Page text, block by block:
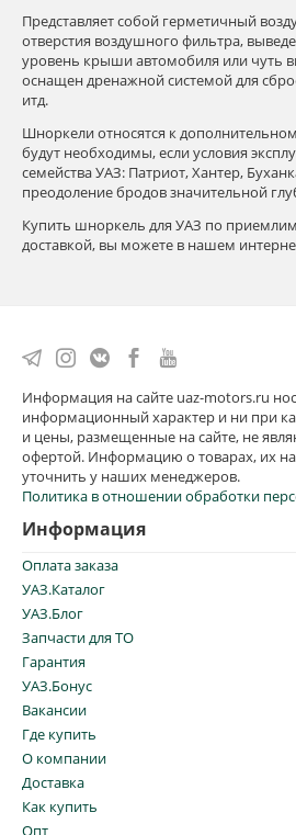
Представляет собой герметичный
отверстия воздушного фильтра,
уровень крыши автомобиля или чуть
оснащен дренажной системой для
итд.
Шноркели относятся к
будут необходимы, если условия
семейства УАЗ: Патриот, Хантер,
преодоление бродов значительной
Купить шноркель для УАЗ по
доставкой, вы можете в нашем
Информация на сайте uaz-motors.ru
информационный характер и ни при
и цены, размещенные на сайте, не
офертой. Информацию о товарах, их
уточнить у наших менеджеров.
Политика в отношении обработки
Информация
Оплата заказа
УАЗ.Каталог
УАЗ.Блог
Запчасти для ТО
Гарантия
УАЗ.Бонус
Вакансии
Где купить
О компании
Доставка
Как купить
Опт